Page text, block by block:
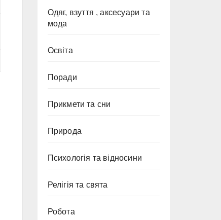
Одяг, взуття , аксесуари та
мода
Освіта
Поради
Прикмети та сни
Природа
Психологія та відносини
Релігія та свята
Робота